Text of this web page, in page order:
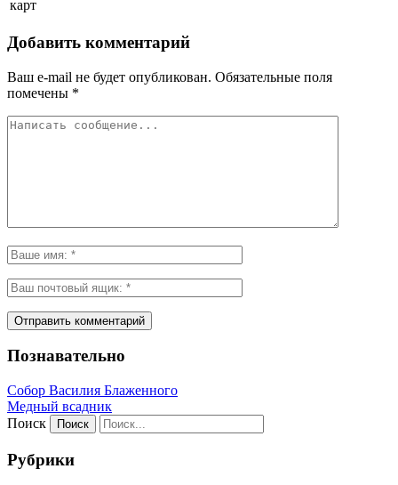
карт
Добавить комментарий
Ваш e-mail не будет опубликован. Обязательные поля
помечены *
Познавательно
Собор Василия Блаженного
Медный всадник
Поиск
Рубрики